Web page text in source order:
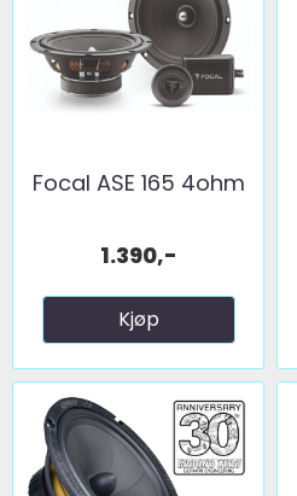
Focal ASE 165 4ohm
1.390,-
Kjøp